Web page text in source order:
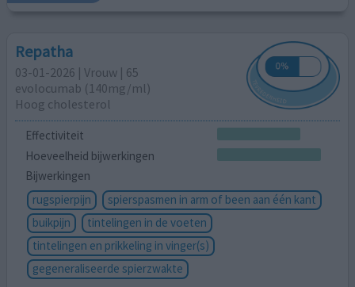
Repatha
03-01-2026 | Vrouw | 65
evolocumab (140mg/ml)
Hoog cholesterol
Effectiviteit
Hoeveelheid bijwerkingen
Bijwerkingen
rugspierpijn
spierspasmen in arm of been aan één kant
buikpijn
tintelingen in de voeten
tintelingen en prikkeling in vinger(s)
gegeneraliseerde spierzwakte